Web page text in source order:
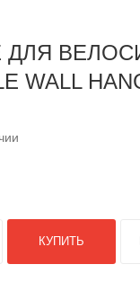
ДЛЯ
WALL
КУПИТЬ